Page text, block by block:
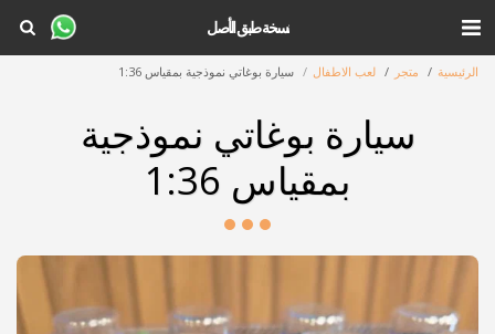
نسخة طبق الأصل
الرئيسية متجر لعب الاطفال سيارة بوغاتي نموذجية بمقياس 1:36
سيارة بوغاتي نموذجية
بمقياس 1:36